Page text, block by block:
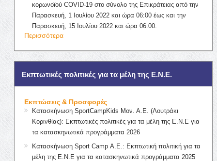
κορωνοϊού COVID-19 στο σύνολο της Επικράτειας από την
Παρασκευή, 1 Ιουλίου 2022 και ώρα 06:00 έως και την
Παρασκευή, 15 Ιουλίου 2022 και ώρα 06:00.
Περισσότερα
Εκπτωτικές πολιτικές για τα μέλη της Ε.Ν.Ε.
Εκπτώσεις & Προσφορές
Κατασκήνωση SportCampKids Μον. Α.Ε. (Λουτράκι
Κορινθίας): Εκπτωτικές πολιτικές για τα μέλη της Ε.Ν.Ε για
τα κατασκηνωτικά προγράμματα 2026
Κατασκήνωση Sport Camp Α.Ε.: Εκπτωτική πολιτική για τα
μέλη της Ε.Ν.Ε για τα κατασκηνωτικά προγράμματα 2025